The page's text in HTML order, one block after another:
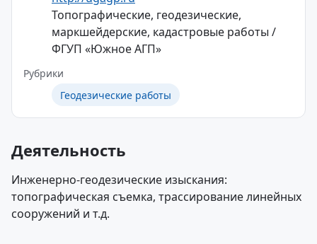
Топографические, геодезические,
маркшейдерские, кадастровые работы /
ФГУП «Южное АГП»
Рубрики
Геодезические работы
Деятельность
Инженерно-геодезические изыскания:
топографическая съемка, трассирование линейных
сооружений и т.д.